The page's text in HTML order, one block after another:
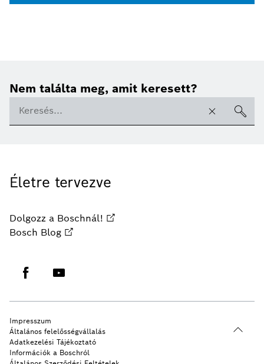
Nem találta meg, amit keresett?
Életre tervezve
Dolgozz a Boschnál!
Bosch Blog
Impresszum
Általános felelősségvállalás
Adatkezelési Tájékoztató
Információk a Boschról